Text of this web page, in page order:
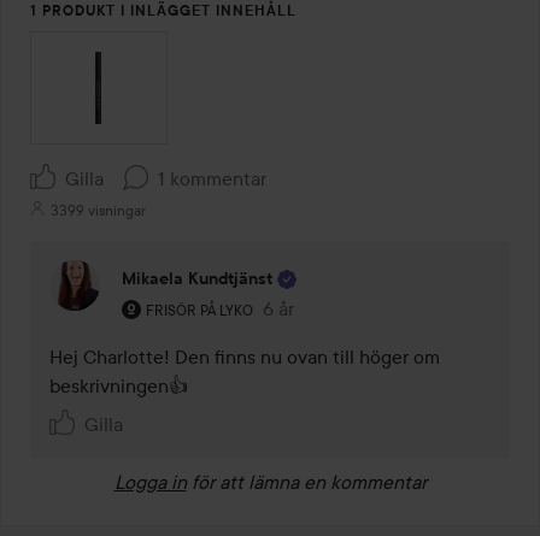
1 PRODUKT I INLÄGGET INNEHÅLL
Gilla 1 kommentar
3399 visningar
Mikaela Kundtjänst
FRISÖR PÅ LYKO
Användarens roll: Frisör på Lyko.
6 år
Kommentaren lades 6 år
Hej Charlotte! Den finns nu ovan till höger om
beskrivningen👍
Gilla
Logga in för att lämna en kommentar